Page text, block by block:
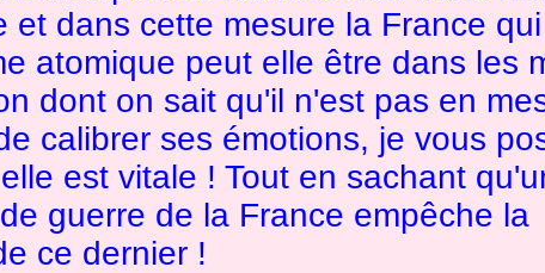
et dans cette mesure la France qui
atomique peut elle être dans les
dont on sait qu'il n'est pas en
calibrer ses émotions, je vous
est vitale ! Tout en sachant
guerre de la France empêche la
ce dernier !